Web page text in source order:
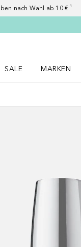
nach Wahl ab 10 € ¹
SALE
MARKEN